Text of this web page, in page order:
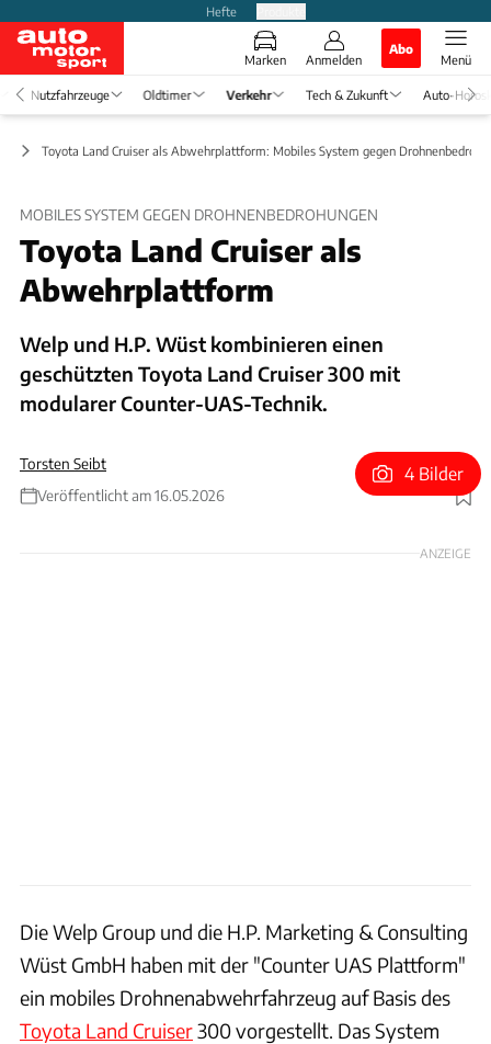
Hefte
Marken Anmelden
Abo
Menü
Nutzfahrzeuge Oldtimer Verkehr Tech & Zukunft Auto-
Toyota Land Cruiser als Abwehrplattform: Mobiles System gegen
MOBILES SYSTEM GEGEN DROHNENBEDROHUNGEN
Toyota Land Cruiser als
Abwehrplattform
Welp und H.P. Wüst kombinieren einen
geschützten Toyota Land Cruiser 300 mit
modularer Counter-UAS-Technik.
Torsten Seibt
Veröffentlicht am 16.05.2026
Foto: Welp Group / Timo Roth
4 Bilder
ANZEIGE
Die Welp Group und die H.P. Marketing & Consulting
Wüst GmbH haben mit der "Counter UAS Plattform"
ein mobiles Drohnenabwehrfahrzeug auf Basis des
Toyota Land Cruiser300 vorgestellt. Das System